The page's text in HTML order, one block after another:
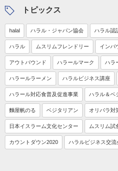
トピックス
halal ハラル・ジャパン協会 ハラル認
ハラル ムスリムフレンドリー インバ
アウトバウンド ハラールマーク ハラ
ハラールラーメン ハラルビジネス講座
ハラール対応食普及促進事業 ハラル＆ベ
麵屋帆のる ベジタリアン オリパラ対
日本イスラーム文化センター ムスリム試
カウントダウン2020 ハラルビジネス交流